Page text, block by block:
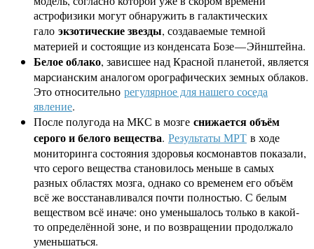
астрофизики могут обнаружить в галактических
гало экзотические звезды, создаваемые темной
материей и состоящие из конденсата Бозе — Эйнштейна.
Белое облако, зависшее над Красной планетой, является
марсианским аналогом орографических земных облаков.
Это относительно регулярное для нашего соседа
явление.
После полугода на МКС в мозге снижается объём
серого и белого вещества. Результаты МРТ в ходе
мониторинга состояния здоровья космонавтов показали,
что серого вещества становилось меньше в самых
разных областях мозга, однако со временем его объём
всё же восстанавливался почти полностью. С белым
веществом всё иначе: оно уменьшалось только в какой-
то определённой зоне, и по возвращении продолжало
уменьшаться.